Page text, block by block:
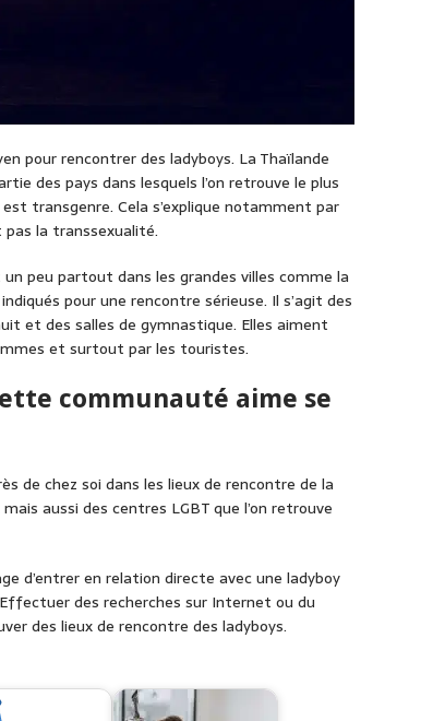
pour rencontrer des ladyboys. La Thaïlande
des pays dans lesquels l’on retrouve le plus
transgenre. Cela s’explique notamment par
la transsexualité.
peu partout dans les grandes villes comme la
pour une rencontre sérieuse. Il s’agit des
et des salles de gymnastique. Elles aiment
et surtout par les touristes.
communauté aime se
de chez soi dans les lieux de rencontre de la
aussi des centres LGBT que l’on retrouve
d’entrer en relation directe avec une ladyboy
des recherches sur Internet ou du
des lieux de rencontre des ladyboys.